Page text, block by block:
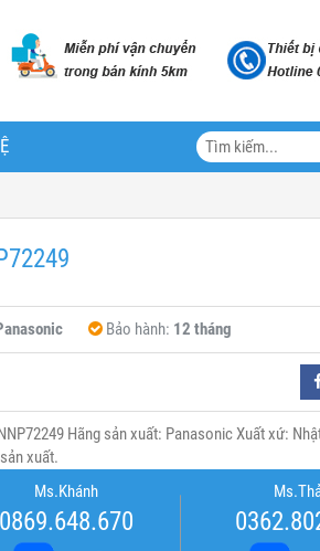
Bảo hành: 12 tháng
Hãng sản xuất: Panasonic Xuất xứ:
xuất.
Ms.Khánh
0869.648.670